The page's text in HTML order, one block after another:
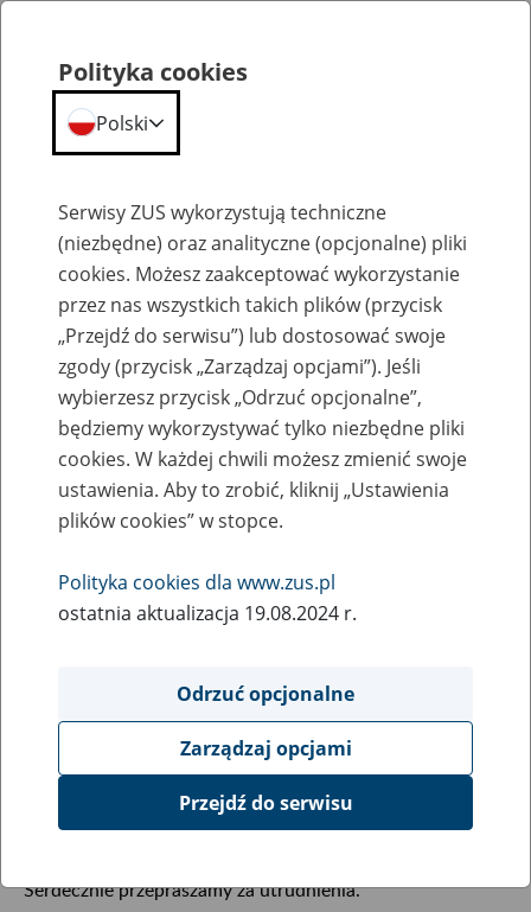
Komunikaty
Ograniczenia w dostępie do PUE ZUS i
strony zus.pl w nocy z 18 na 19 maja
17
maja
2019
serwisowych 18 maja 2019 r. (sobota) od godziny 22:00 do
godziny 08:00 dnia następnego (niedziela) mogą wystąpić
chwilowe ograniczenia w dostępie do portalu zus.pl oraz
portalu Platforma Usług Elektronicznych i poszczególnych
ich funkcji.
Serdecznie przepraszamy za utrudnienia.
Polityka cookies
Polski
Serwisy ZUS wykorzystują techniczne
(niezbędne) oraz analityczne (opcjonalne) pliki
cookies. Możesz zaakceptować wykorzystanie
przez nas wszystkich takich plików (przycisk
„Przejdź do serwisu”) lub dostosować swoje
zgody (przycisk „Zarządzaj opcjami”). Jeśli
wybierzesz przycisk „Odrzuć opcjonalne”,
będziemy wykorzystywać tylko niezbędne pliki
cookies. W każdej chwili możesz zmienić swoje
ustawienia. Aby to zrobić, kliknij „Ustawienia
plików cookies” w stopce.
Polityka cookies dla www.zus.pl
ostatnia aktualizacja 19.08.2024 r.
Odrzuć opcjonalne
Zarządzaj opcjami
Przejdź do serwisu